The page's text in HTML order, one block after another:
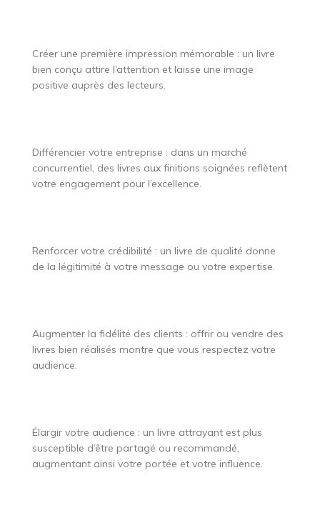
Créer une première impression mémorable : un livre
bien conçu attire l’attention et laisse une image
positive auprès des lecteurs.
Différencier votre entreprise : dans un marché
concurrentiel, des livres aux finitions soignées reflètent
votre engagement pour l’excellence.
Renforcer votre crédibilité : un livre de qualité donne
de la légitimité à votre message ou votre expertise.
Augmenter la fidélité des clients : offrir ou vendre des
livres bien réalisés montre que vous respectez votre
audience.
Élargir votre audience : un livre attrayant est plus
susceptible d’être partagé ou recommandé,
augmentant ainsi votre portée et votre influence.